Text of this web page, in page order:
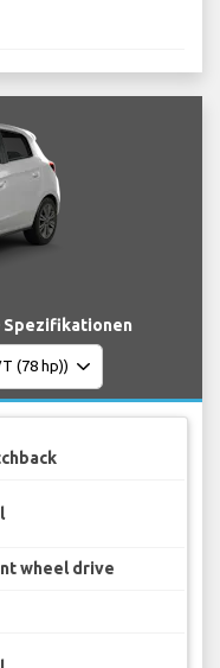
Spezifikationen
wheel drive